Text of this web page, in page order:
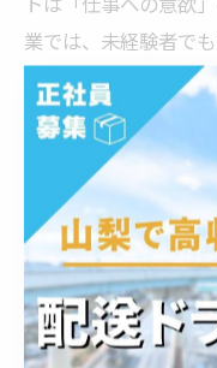
業では、未経験者で
って業務に取り組む
稲城市内の求人では
ョン力も重要視され
また、入社後にしっ
や、現場でのサポー
安心して新しいキャ
ないことを気にせず
採用への近道となり